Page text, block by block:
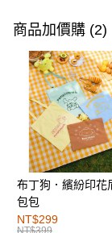
信用卡一次付款
購物金
超商取貨付款
LINE Pay
街口支付
運送方式
全家取貨付款
商品加價購 (2)
布丁狗．繽紛印花
包包
NT$299
NT$399